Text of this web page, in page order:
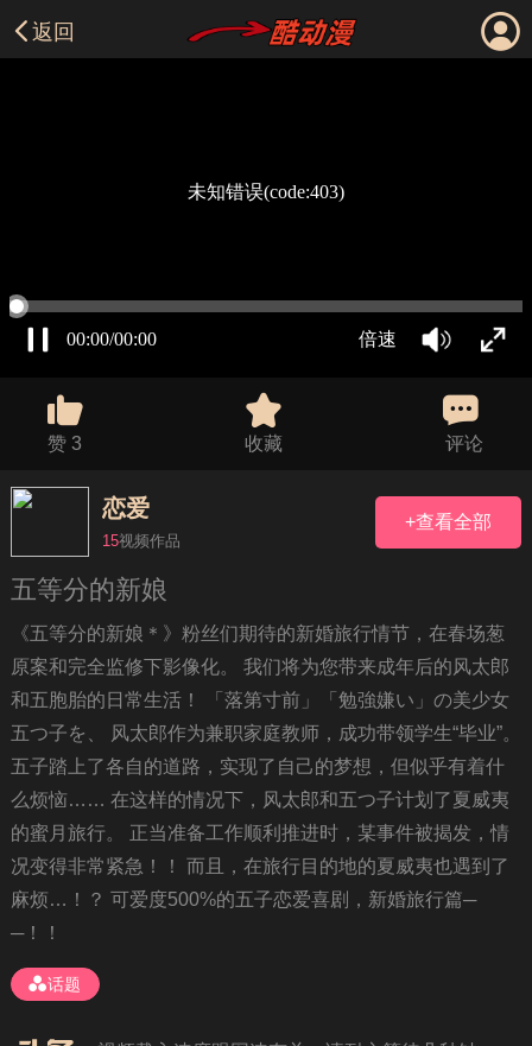
返回
赞3 收藏 评论
恋爱
15视频作品
+查看全部
五等分的新娘
《五等分的新娘＊》粉丝们期待的新婚旅行情节，在春场葱
原案和完全监修下影像化。 我们将为您带来成年后的风太郎
和五胞胎的日常生活！ 「落第寸前」「勉強嫌い」の美少女
五つ子を、 风太郎作为兼职家庭教师，成功带领学生“毕业”。
五子踏上了各自的道路，实现了自己的梦想，但似乎有着什
么烦恼…… 在这样的情况下，风太郎和五つ子计划了夏威夷
的蜜月旅行。 正当准备工作顺利推进时，某事件被揭发，情
况变得非常紧急！！ 而且，在旅行目的地的夏威夷也遇到了
麻烦…！？ 可爱度500%的五子恋爱喜剧，新婚旅行篇─
─！！
话题
不要轻易相信视频中的广告，谨防上当受骗!
如果无法播放请重新刷新页面，或者切换线路。